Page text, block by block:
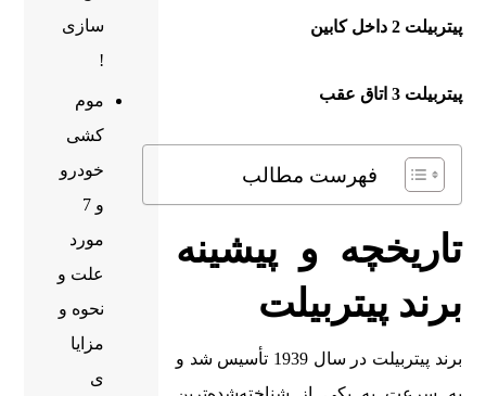
پیتربیلت 2 داخل کابین
پیتربیلت 3 اتاق عقب
فهرست مطالب
تاریخچه و پیشینه
برند پیتربیلت
برند پیتربیلت در سال 1939 تأسیس شد و
سازی
!
موم
کشی
خودرو
و 7
مورد
علت و
نحوه و
مزایا
ی